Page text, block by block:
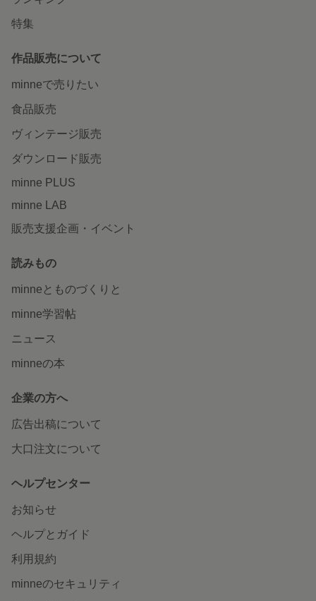
特集
作品販売について
minneで売りたい
食品販売
ヴィンテージ販売
ダウンロード販売
minne PLUS
minne LAB
販売支援企画・イベント
読みもの
minneとものづくりと
minne学習帖
ニュース
minneの本
企業の方へ
広告出稿について
大口注文について
ヘルプセンター
お知らせ
ヘルプとガイド
利用規約
minneのセキュリティ